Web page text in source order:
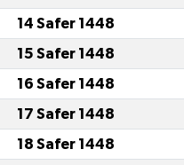
14 Safer 1448
15 Safer 1448
16 Safer 1448
17 Safer 1448
18 Safer 1448